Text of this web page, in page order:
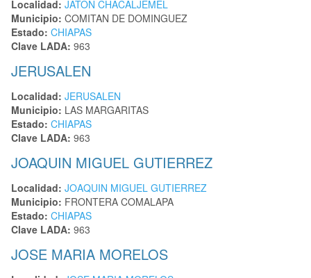
Localidad: JATON CHACALJEMEL
Municipio: COMITAN DE DOMINGUEZ
Estado: CHIAPAS
Clave LADA: 963
JERUSALEN
Localidad: JERUSALEN
Municipio: LAS MARGARITAS
Estado: CHIAPAS
Clave LADA: 963
JOAQUIN MIGUEL GUTIERREZ
Localidad: JOAQUIN MIGUEL GUTIERREZ
Municipio: FRONTERA COMALAPA
Estado: CHIAPAS
Clave LADA: 963
JOSE MARIA MORELOS